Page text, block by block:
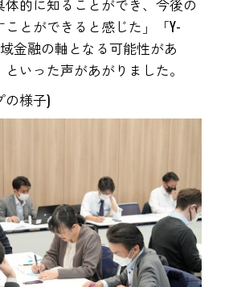
的に知ることができ、今後の
とができると感じた」「Y-
金融の軸となる可能性があ
いった声があがりました。
の様子)